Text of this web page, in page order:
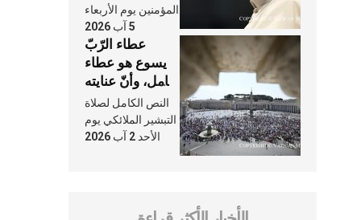
الكنيسة
المؤمنين يوم الأربعاء
5 آب 2026
عطاء الرّبّ
يسوع هو عطاء
شامل، وأنّ عنايته
بنا لا تغيب عنّا
أبدًا
النص الكامل لصلاة
التبشير الملائكي يوم
الأحد 2 آب 2026